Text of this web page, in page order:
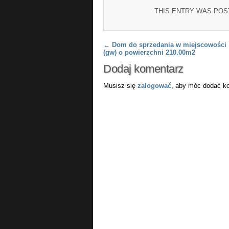
THIS ENTRY WAS
Post navigation
← Dom do sprzedania w miejscowości
(gw) o powierzchni 210.00m2
Dodaj komentarz
Musisz się zalogować, aby móc dodać